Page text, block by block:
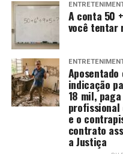
A conta 50
você tentar
indicação
18 mil,
profissional
e o
contrato
a Justiça